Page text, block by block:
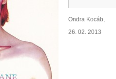
Ondra Kocáb,
26. 02. 2013